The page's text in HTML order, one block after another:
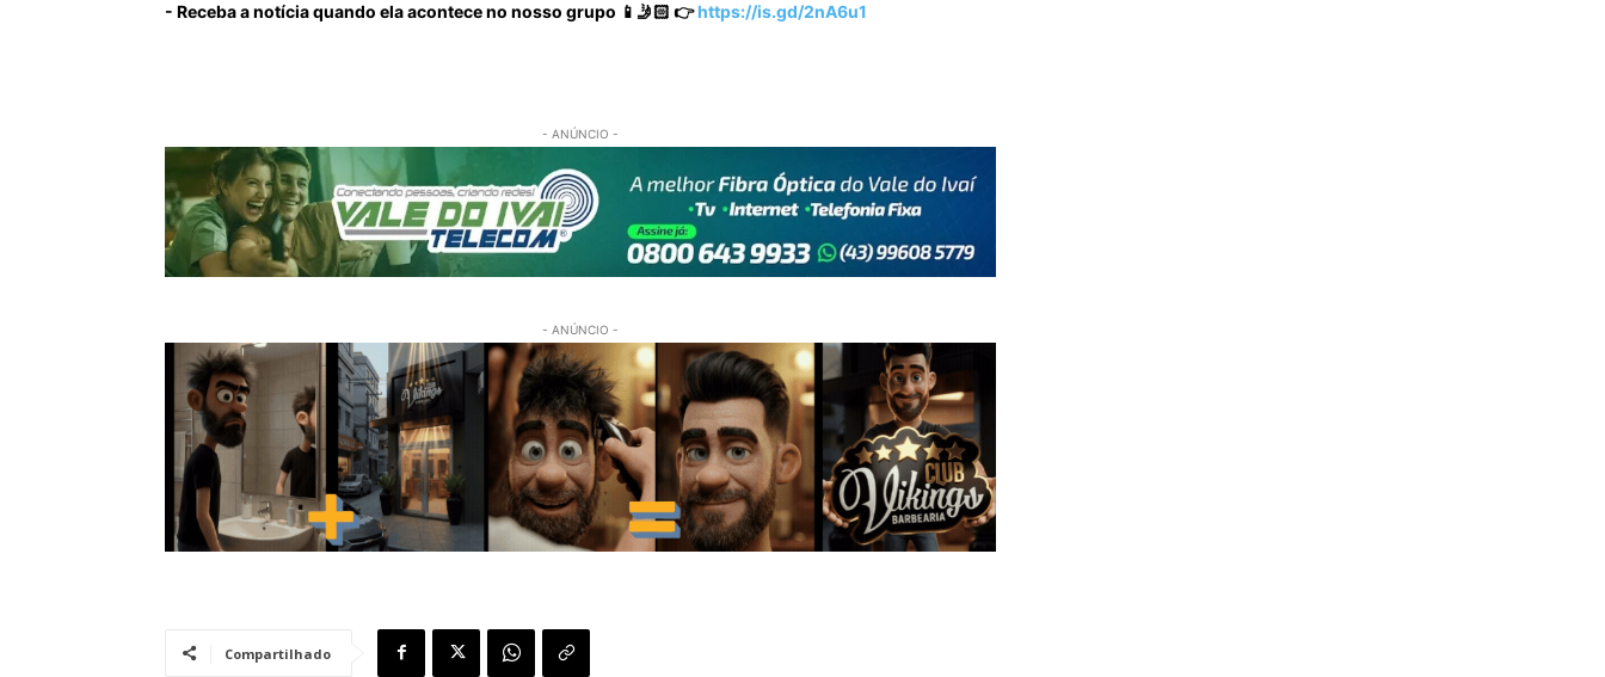
- Receba a notícia quando ela acontece no nosso grupo 📱🤳🏻 👉https://is.gd/2nA6u1
- ANÚNCIO -
- ANÚNCIO -
Compartilhado